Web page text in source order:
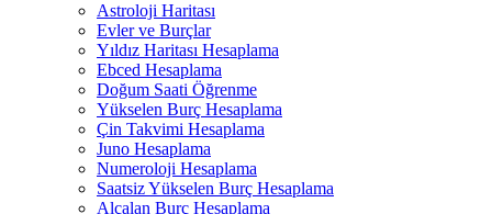
Astroloji Haritası
Evler ve Burçlar
Yıldız Haritası Hesaplama
Ebced Hesaplama
Doğum Saati Öğrenme
Yükselen Burç Hesaplama
Çin Takvimi Hesaplama
Juno Hesaplama
Numeroloji Hesaplama​
Saatsiz Yükselen Burç Hesaplama
Alçalan Burç Hesaplama